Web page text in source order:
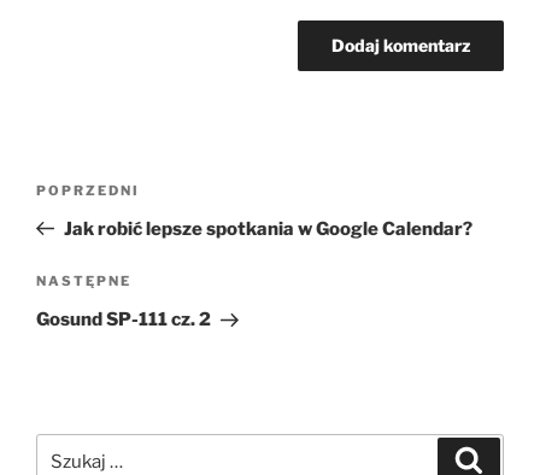
Poprzedni
wpis
POPRZEDNI
Jak robić lepsze spotkania w Google Calendar?
Następny
wpis
NASTĘPNE
Gosund SP-111 cz. 2